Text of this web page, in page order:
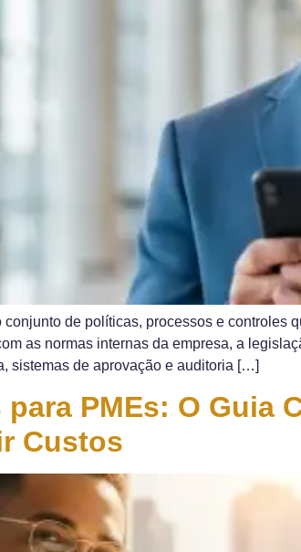
de políticas, processos e controles
as normas internas da empresa, a
sistemas de aprovação e auditoria […]
para PMEs: O
Custos